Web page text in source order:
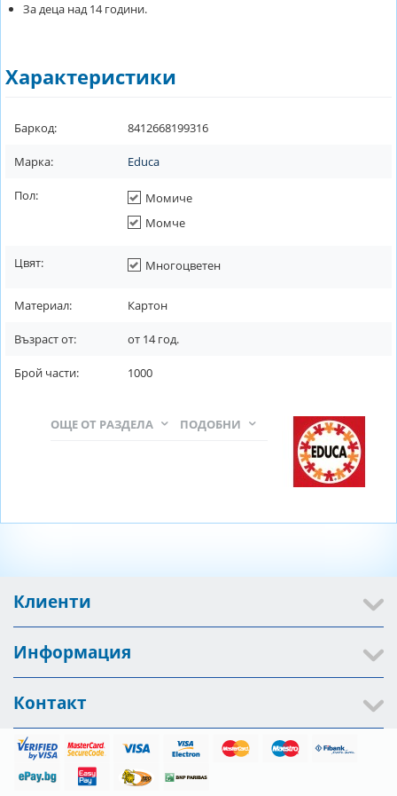
За деца над 14 години.
Характеристики
Баркод: 8412668199316
Марка: Educa
Пол:
Момиче
Момче
Цвят: Многоцветен
Материал: Картон
Възраст от: от 14год.
Брой части: 1000
ПОДОБНИ
ОЩЕ ОТ РАЗДЕЛА
Клиенти
Информация
Контакт